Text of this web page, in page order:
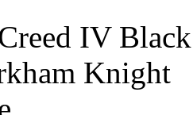
Creed IV
Knight